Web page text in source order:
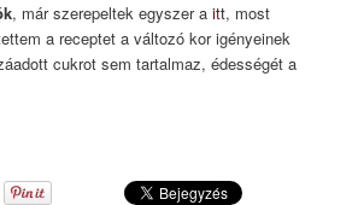
, már szerepeltek egyszer aitt, most
a receptet a változó kor igényeinek
cukrot sem tartalmaz, édességét a